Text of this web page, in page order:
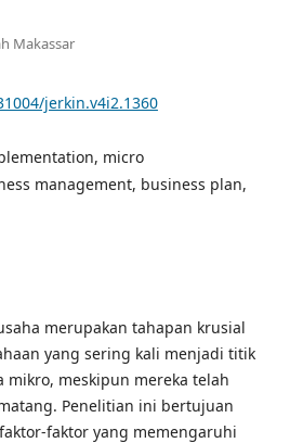
Makassar
jerkin.v4i2.1360
micro
management, business plan,
merupakan tahapan krusial
yang sering kali menjadi titik
mikro, meskipun mereka telah
Penelitian ini bertujuan
faktor yang memengaruhi